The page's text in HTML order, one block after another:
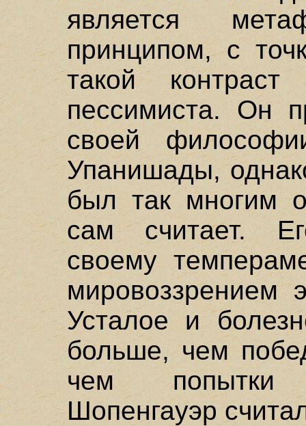
является
принципом, с
такой
пессимиста. Он
своей
Упанишады,
был так многим
сам считает.
своему
мировоззрением
Усталое и
больше, чем
чем попытки
Шопенгауэр